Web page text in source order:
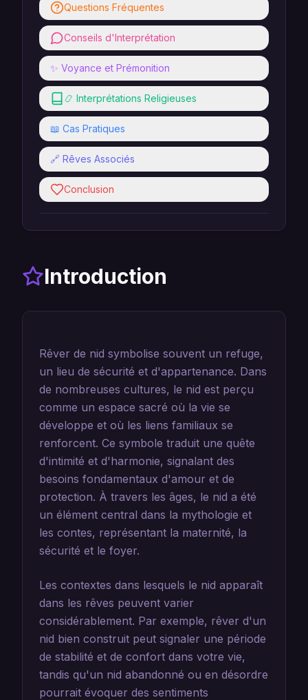
Questions Fréquentes
Conseils d'Interprétation
✨ Voyance et Prémonition
📿 Interprétations Religieuses
📖 Cas Pratiques
🔗 Rêves Associés
Conclusion
Introduction
Rêver de nid symbolise souvent un refuge,
un lieu de sécurité et d'appartenance. Dans
de nombreuses cultures, le nid est perçu
comme un espace sacré où la vie se
développe et où les liens familiaux se
renforcent. Ce symbole traduit une quête
d'intimité et d'harmonie, signalant des
besoins fondamentaux d'amour et de
protection. À travers les âges, le nid a été
un élément central dans la mythologie et
les contes, représentant la maternité, la
sécurité et le foyer.
Les contextes dans lesquels le nid apparaît
dans les rêves peuvent varier
considérablement. Par exemple, rêver d'un
nid bien construit peut signaler une période
de stabilité et de confort dans votre vie,
tandis qu'un nid abandonné ou en désordre
pourrait évoquer des sentiments